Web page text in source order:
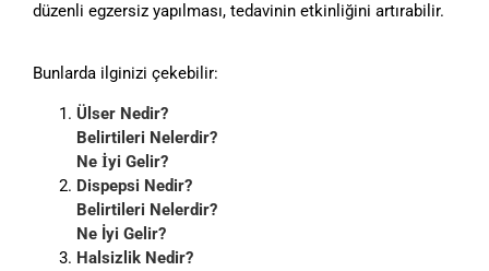
düzenli egzersiz yapılması, tedavinin etkinliğini artırabilir.
Bunlarda ilginizi çekebilir:
Ülser Nedir?
Belirtileri Nelerdir?
Ne İyi Gelir?
Dispepsi Nedir?
Belirtileri Nelerdir?
Ne İyi Gelir?
Halsizlik Nedir?